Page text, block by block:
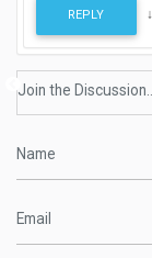
REPLY ↓